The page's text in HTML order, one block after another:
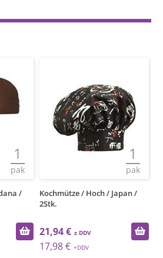
1
pak
/
1
pak
Kochmütze / mit Visier /
Schwarz / 2Stk.
13,07 €
10,71 €